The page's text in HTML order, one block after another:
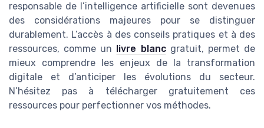
responsable de l’intelligence artificielle sont devenues
des considérations majeures pour se distinguer
durablement. L’accès à des conseils pratiques et à des
ressources, comme un
livre blancgratuit, permet de
mieux comprendre les enjeux de la transformation
digitale et d’anticiper les évolutions du secteur.
N’hésitez pas à télécharger gratuitement ces
ressources pour perfectionner vos méthodes.